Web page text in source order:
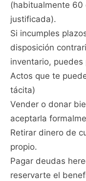
(habitualmente 60
justificada).
Si incumples
disposición
inventario,
Actos que te
tácita)
Vender o donar
aceptarla
Retirar dinero de
propio.
Pagar deudas
reservarte el